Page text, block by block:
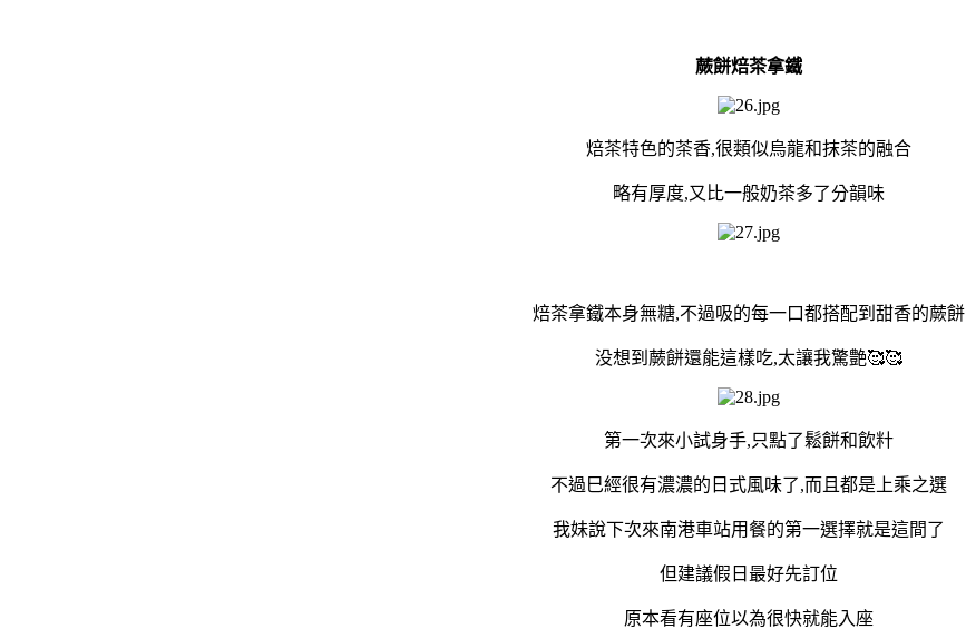
蕨餅焙茶拿鐵
焙茶特色的茶香,很類似烏龍和抹茶的融合
略有厚度,又比一般奶茶多了分韻味
焙茶拿鐵本身無糖,不過吸的每一口都搭配到甜香的蕨餅
没想到蕨餅還能這樣吃,太讓我驚艶🥰🥰
第一次來小試身手,只點了鬆餅和飲籵
不過巳經很有濃濃的日式風味了,而且都是上乘之選
我妹說下次來南港車站用餐的第一選擇就是這間了
但建議假日最好先訂位
原本看有座位以為很快就能入座